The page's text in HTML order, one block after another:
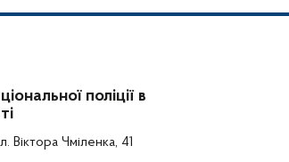
поліції в
Чміленка, 41